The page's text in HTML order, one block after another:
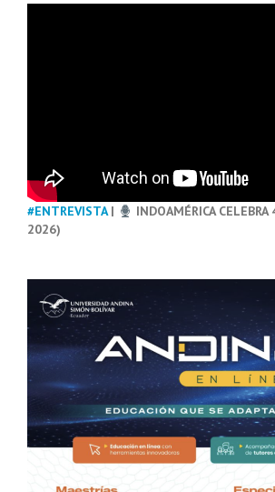
#ENTREVISTA|
INDOAMÉRICA
2026)